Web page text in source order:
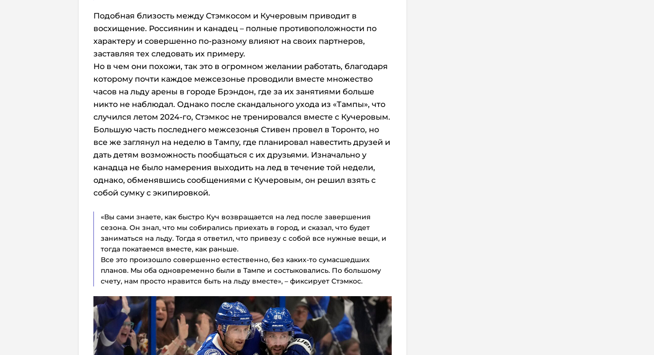
Подобная близость между Стэмкосом и Кучеровым приводит в
восхищение. Россиянин и канадец – полные противоположности по
характеру и совершенно по-разному влияют на своих партнеров,
заставляя тех следовать их примеру.
Но в чем они похожи, так это в огромном желании работать, благодаря
которому почти каждое межсезонье проводили вместе множество
часов на льду арены в городе Брэндон, где за их занятиями больше
никто не наблюдал. Однако после скандального ухода из «Тампы», что
случился летом 2024-го, Стэмкос не тренировался вместе с Кучеровым.
Большую часть последнего межсезонья Стивен провел в Торонто, но
все же заглянул на неделю в Тампу, где планировал навестить друзей и
дать детям возможность пообщаться с их друзьями. Изначально у
канадца не было намерения выходить на лед в течение той недели,
однако, обменявшись сообщениями с Кучеровым, он решил взять с
собой сумку с экипировкой.
«Вы сами знаете, как быстро Куч возвращается на лед после завершения
сезона. Он знал, что мы собирались приехать в город, и сказал, что будет
заниматься на льду. Тогда я ответил, что привезу с собой все нужные вещи, и
тогда покатаемся вместе, как раньше.
Все это произошло совершенно естественно, без каких-то сумасшедших
планов. Мы оба одновременно были в Тампе и состыковались. По большому
счету, нам просто нравится быть на льду вместе», – фиксирует Стэмкос.